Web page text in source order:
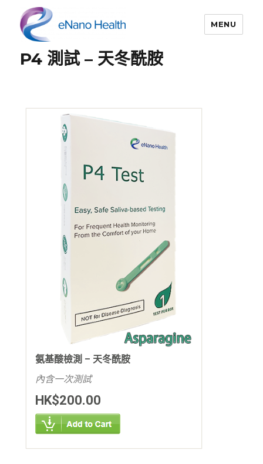
依納康科技
MENU
P4 測試 – 天冬酰胺
氨基酸檢測 – 天冬酰胺
內含一次測試
HK$200.00